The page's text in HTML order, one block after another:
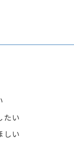
たい
しい